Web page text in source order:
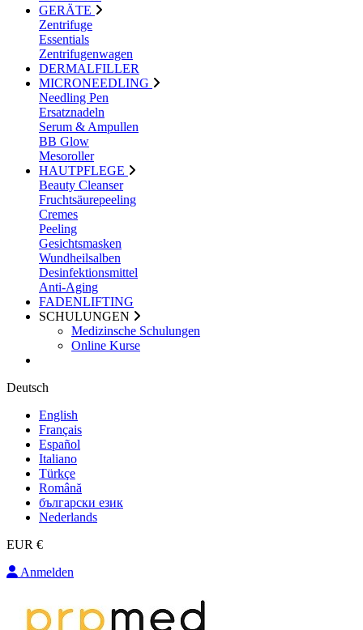
GERÄTE
Zentrifuge
Essentials
Zentrifugenwagen
DERMALFILLER
MICRONEEDLING
Needling Pen
Ersatznadeln
Serum & Ampullen
BB Glow
Mesoroller
HAUTPFLEGE
Beauty Cleanser
Fruchtsäurepeeling
Cremes
Peeling
Gesichtsmasken
Wundheilsalben
Desinfektionsmittel
Anti-Aging
FADENLIFTING
SCHULUNGEN
Medizinsche Schulungen
Online Kurse
Deutsch
English
Français
Español
Italiano
Türkçe
Română
български език
Nederlands
EUR €
Anmelden